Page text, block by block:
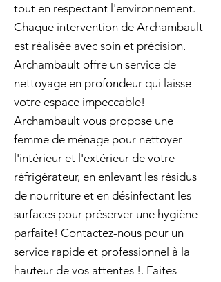
tout en respectant l'environnement.
Chaque intervention de Archambault
est réalisée avec soin et précision.
Archambault offre un service de
nettoyage en profondeur qui laisse
votre espace impeccable!
Archambault vous propose une
femme de ménage pour nettoyer
l'intérieur et l'extérieur de votre
réfrigérateur, en enlevant les résidus
de nourriture et en désinfectant les
surfaces pour préserver une hygiène
parfaite! Contactez-nous pour un
service rapide et professionnel à la
hauteur de vos attentes !. Faites